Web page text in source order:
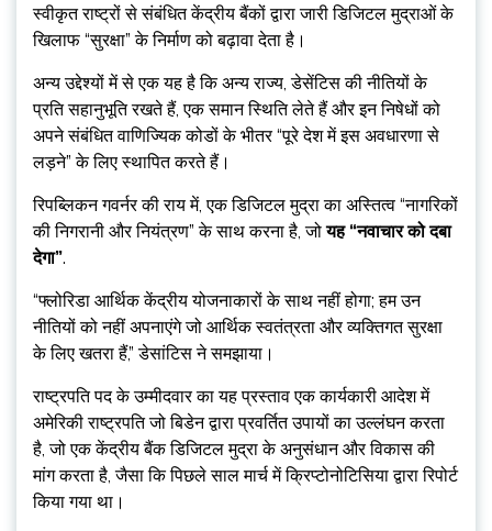
स्वीकृत राष्ट्रों से संबंधित केंद्रीय बैंकों द्वारा जारी डिजिटल मुद्राओं के
खिलाफ “सुरक्षा” के निर्माण को बढ़ावा देता है।
अन्य उद्देश्यों में से एक यह है कि अन्य राज्य, डेसेंटिस की नीतियों के
प्रति सहानुभूति रखते हैं, एक समान स्थिति लेते हैं और इन निषेधों को
अपने संबंधित वाणिज्यिक कोडों के भीतर “पूरे देश में इस अवधारणा से
लड़ने” के लिए स्थापित करते हैं।
रिपब्लिकन गवर्नर की राय में, एक डिजिटल मुद्रा का अस्तित्व “नागरिकों
की निगरानी और नियंत्रण” के साथ करना है, जोयह “नवाचार को दबा
देगा”.
“फ्लोरिडा आर्थिक केंद्रीय योजनाकारों के साथ नहीं होगा; हम उन
नीतियों को नहीं अपनाएंगे जो आर्थिक स्वतंत्रता और व्यक्तिगत सुरक्षा
के लिए खतरा हैं,” डेसांटिस ने समझाया।
राष्ट्रपति पद के उम्मीदवार का यह प्रस्ताव एक कार्यकारी आदेश में
अमेरिकी राष्ट्रपति जो बिडेन द्वारा प्रवर्तित उपायों का उल्लंघन करता
है, जो एक केंद्रीय बैंक डिजिटल मुद्रा के अनुसंधान और विकास की
मांग करता है, जैसा कि पिछले साल मार्च में क्रिप्टोनोटिसिया द्वारा रिपोर्ट
किया गया था।